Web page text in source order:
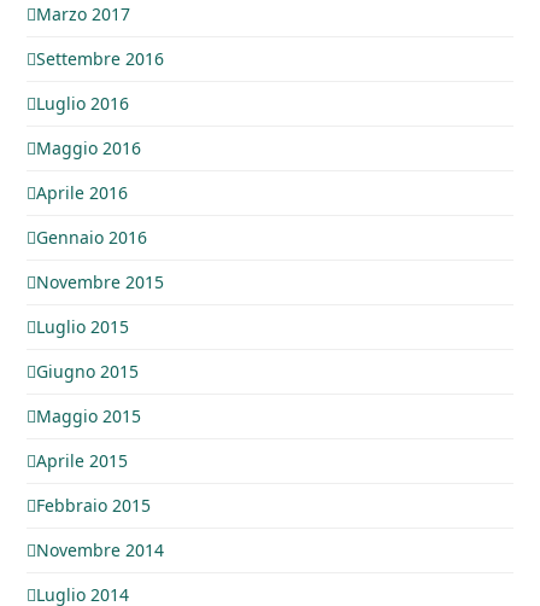
Marzo 2017
Settembre 2016
Luglio 2016
Maggio 2016
Aprile 2016
Gennaio 2016
Novembre 2015
Luglio 2015
Giugno 2015
Maggio 2015
Aprile 2015
Febbraio 2015
Novembre 2014
Luglio 2014